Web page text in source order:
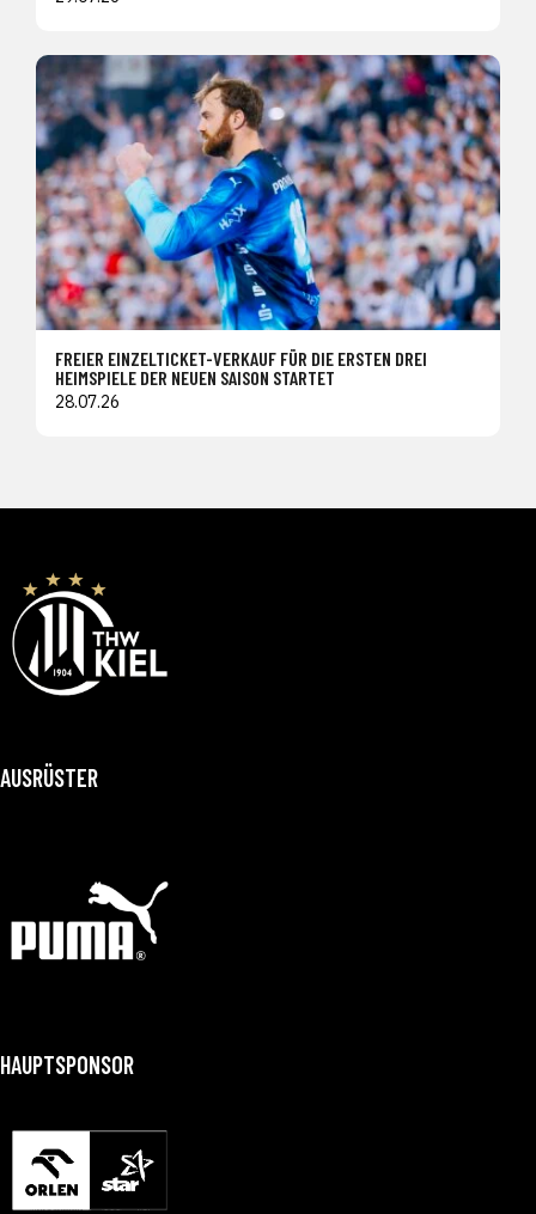
FREIER EINZELTICKET-VERKAUF FÜR DIE ERSTEN DREI
HEIMSPIELE DER NEUEN SAISON STARTET
28.07.26
AUSRÜSTER
HAUPTSPONSOR